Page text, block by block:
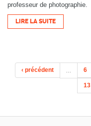
professeur de photographie.
LIRE LA SUITE
‹ précédent … 6
13